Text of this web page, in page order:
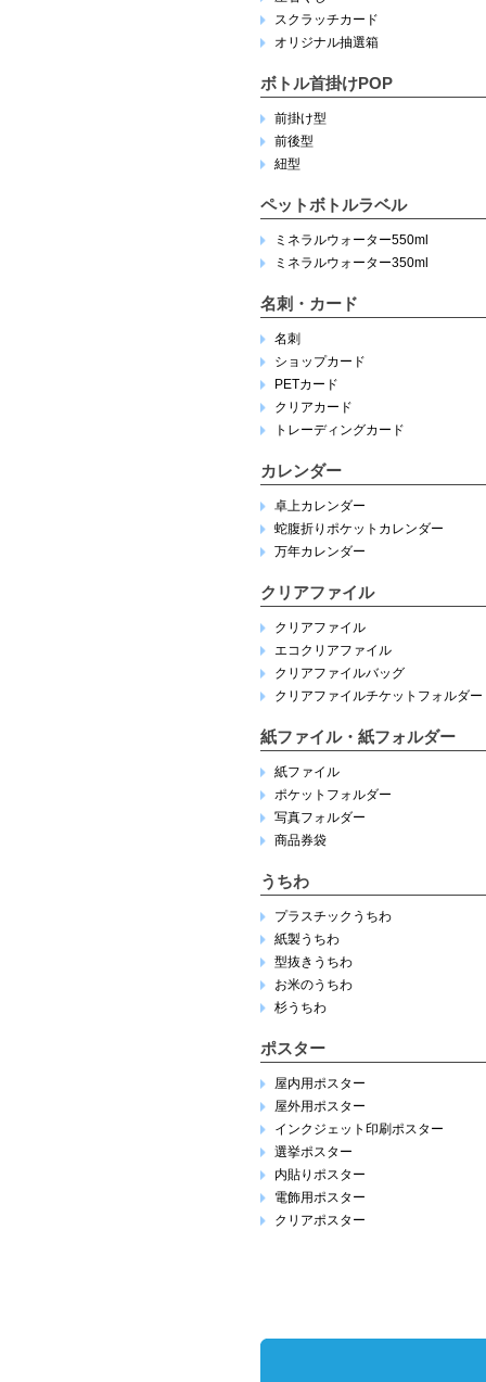
スクラッチカード
オリジナル抽選箱
ボトル首掛けPOP
前掛け型
前後型
紐型
ペットボトルラベル
ミネラルウォーター550ml
ミネラルウォーター350ml
名刺・カード
名刺
ショップカード
PETカード
クリアカード
トレーディングカード
カレンダー
卓上カレンダー
蛇腹折りポケットカレンダー
万年カレンダー
クリアファイル
クリアファイル
エコクリアファイル
クリアファイルバッグ
クリアファイルチケットフォルダー
紙ファイル・紙フォルダー
紙ファイル
ポケットフォルダー
写真フォルダー
商品券袋
うちわ
プラスチックうちわ
紙製うちわ
型抜きうちわ
お米のうちわ
杉うちわ
ポスター
屋内用ポスター
屋外用ポスター
インクジェット印刷ポスター
選挙ポスター
内貼りポスター
電飾用ポスター
クリアポスター